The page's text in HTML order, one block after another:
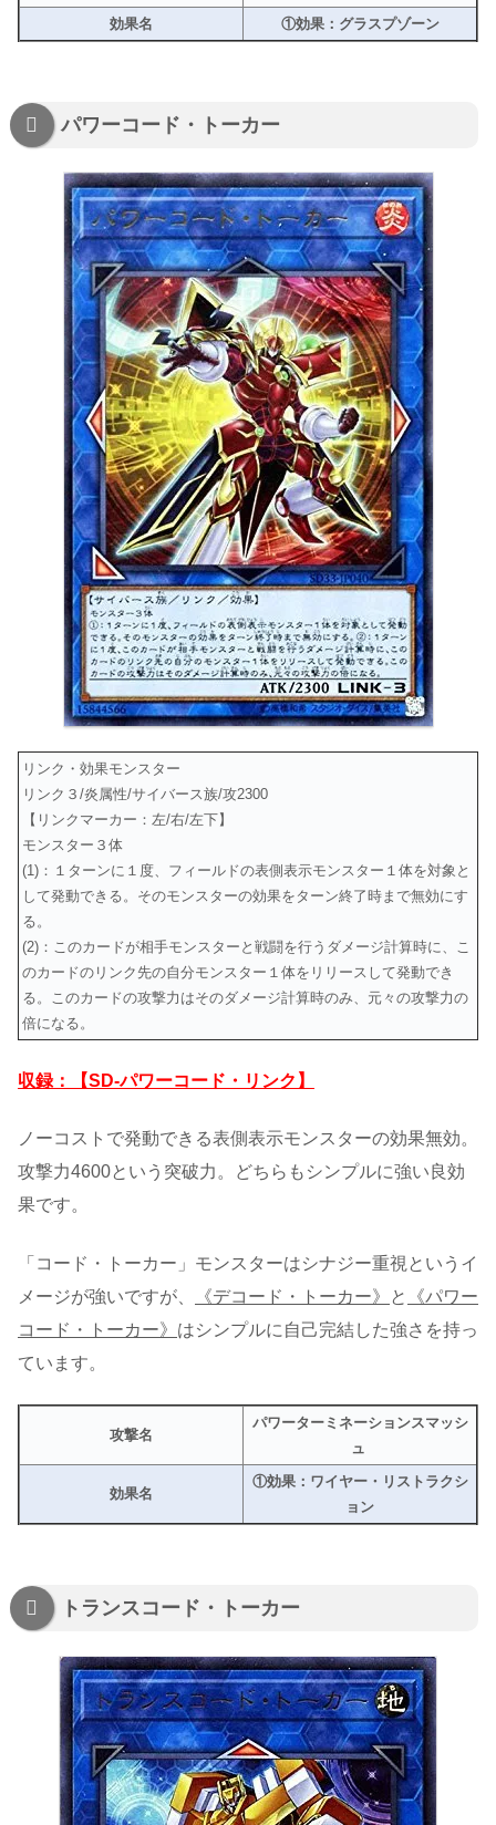
効果名 ①効果：グラスプゾーン
パワーコード・トーカー
リンク・効果モンスター
リンク３/炎属性/サイバース族/攻2300
【リンクマーカー：左/右/左下】
モンスター３体
(1)：１ターンに１度、フィールドの表側表示モンスター１体を対象と
して発動できる。そのモンスターの効果をターン終了時まで無効にす
る。
(2)：このカードが相手モンスターと戦闘を行うダメージ計算時に、こ
のカードのリンク先の自分モンスター１体をリリースして発動でき
る。このカードの攻撃力はそのダメージ計算時のみ、元々の攻撃力の
倍になる。
収録：【SD-パワーコード・リンク】
ノーコストで発動できる表側表示モンスターの効果無効。
攻撃力4600という突破力。どちらもシンプルに強い良効
果です。
「コード・トーカー」モンスターはシナジー重視というイ
メージが強いですが、
《デコード・トーカー》 と
《パワー
コード・トーカー》 はシンプルに自己完結した強さを持っ
ています。
攻撃名
パワーターミネーションスマッシ
ュ
効果名
①効果：ワイヤー・リストラクシ
ョン
トランスコード・トーカー